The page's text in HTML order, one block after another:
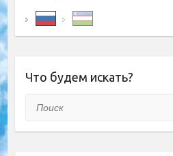
Что будем искать?
Поиск